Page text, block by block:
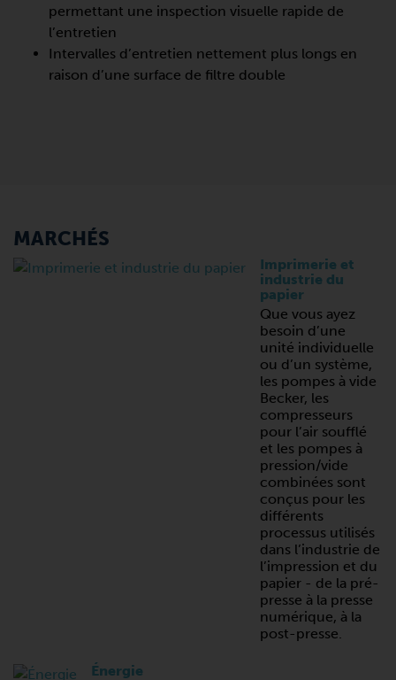
permettant une inspection visuelle rapide de
l’entretien
Intervalles d’entretien nettement plus longs en
raison d’une surface de filtre double
MARCHÉS
Imprimerie et
industrie du
papier
Que vous ayez
besoin d’une
unité individuelle
ou d’un système,
les pompes à vide
Becker, les
compresseurs
pour l’air soufflé
et les pompes à
pression/vide
combinées sont
conçus pour les
différents
processus utilisés
dans l’industrie de
l’impression et du
papier - de la pré-
presse à la presse
numérique, à la
post-presse.
Énergie